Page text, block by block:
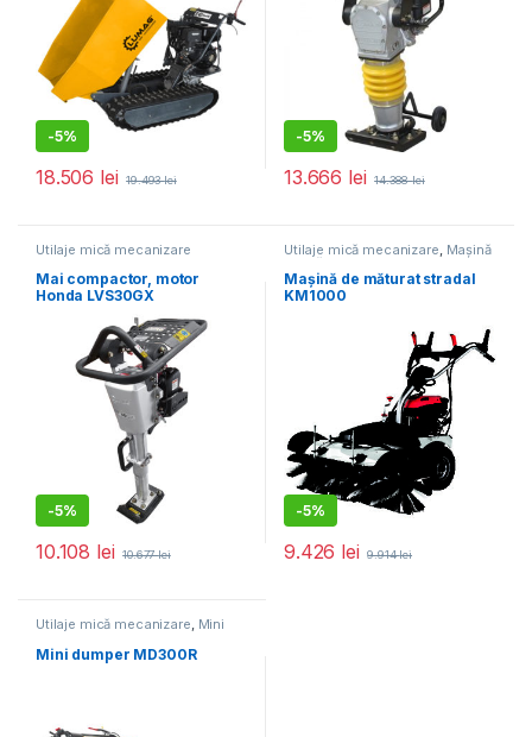
-5%
18.506 lei 19.493lei
-5%
13.666 lei 14.388lei
Utilaje mică mecanizare
Mai compactor, motor
Honda LVS30GX
-5%
10.108 lei 10.677lei
Utilaje mică mecanizare Mașină
de măturat
Mașină de măturat stradal
KM1000
-5%
9.426 lei 9.914lei
Utilaje mică mecanizare, Mini
Mini dumper MD300R